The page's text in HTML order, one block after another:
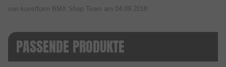
von kunstform BMX Shop Team am 04.09.2018
PASSENDE PRODUKTE